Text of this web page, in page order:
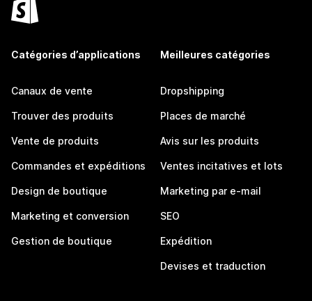
Catégories d’applications
Canaux de vente
Trouver des produits
Vente de produits
Commandes et expéditions
Design de boutique
Marketing et conversion
Gestion de boutique
Meilleures catégories
Dropshipping
Places de marché
Avis sur les produits
Ventes incitatives et lots
Marketing par e-mail
SEO
Expédition
Devises et traduction